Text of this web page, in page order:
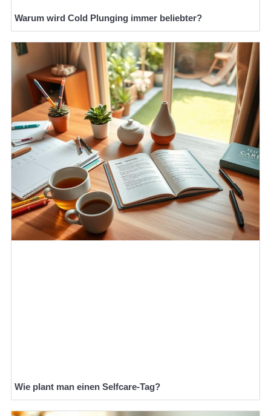
Warum wird Cold Plunging immer beliebter?
Wie plant man einen Selfcare-Tag?